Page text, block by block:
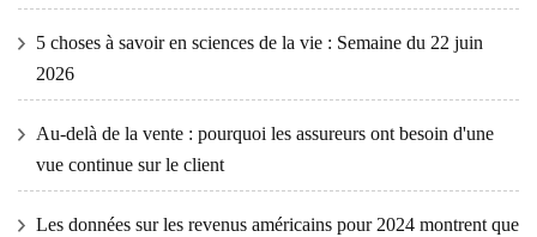
5 choses à savoir en sciences de la vie : Semaine du 22 juin
2026
Au-delà de la vente : pourquoi les assureurs ont besoin d'une
vue continue sur le client
Les données sur les revenus américains pour 2024 montrent que